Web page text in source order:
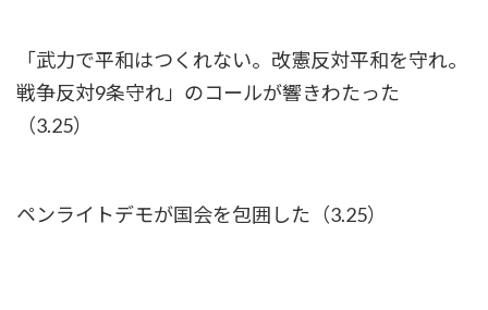
「武力で平和はつくれない。改憲反対平和を守れ。
戦争反対9条守れ」のコールが響きわたった
（3.25）
ペンライトデモが国会を包囲した（3.25）